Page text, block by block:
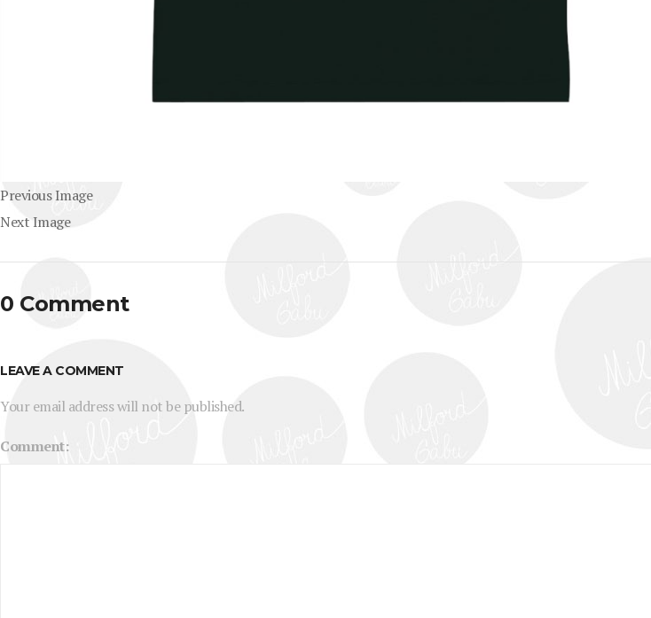
Previous Image
Next Image
0 Comment
LEAVE A COMMENT
Your email address will not be published.
Comment: